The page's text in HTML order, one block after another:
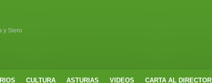
y Siero
CULTURA ASTURIAS VIDEOS CARTA AL DIRECTOR